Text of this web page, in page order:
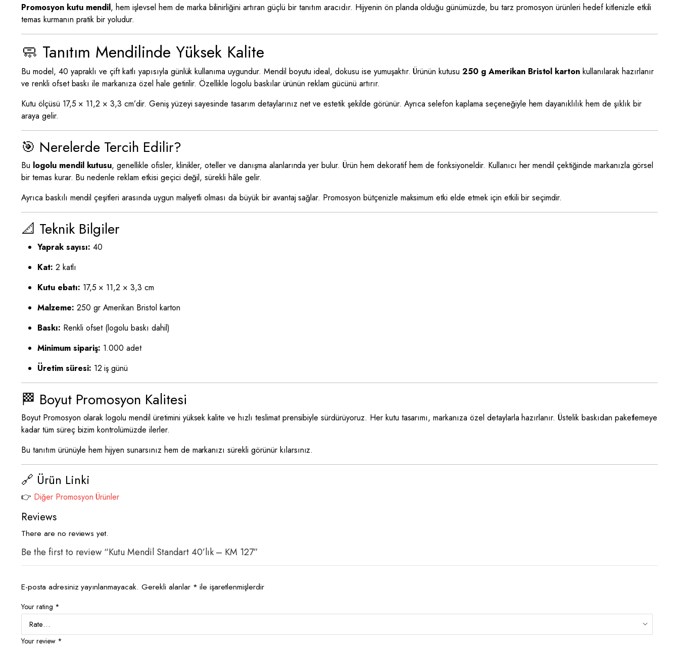
Promosyon kutu mendil, hem işlevsel hem de marka bilinirliğini artıran güçlü bir tanıtım aracıdır. Hijyenin ön planda olduğu günümüzde, bu tarz promosyon ürünleri hedef kitlenizle etkili
temas kurmanın pratik bir yoludur.
🧼 Tanıtım Mendilinde Yüksek Kalite
Bu model, 40 yapraklı ve çift katlı yapısıyla günlük kullanıma uygundur. Mendil boyutu ideal, dokusu ise yumuşaktır. Ürünün kutusu250 g Amerikan Bristol karton kullanılarak hazırlanır
ve renkli ofset baskı ile markanıza özel hale getirilir. Özellikle logolu baskılar ürünün reklam gücünü artırır.
Kutu ölçüsü 17,5 × 11,2 × 3,3 cm’dir. Geniş yüzeyi sayesinde tasarım detaylarınız net ve estetik şekilde görünür. Ayrıca selefon kaplama seçeneğiyle hem dayanıklılık hem de şıklık bir
araya gelir.
🎯 Nerelerde Tercih Edilir?
Bu logolu mendil kutusu, genellikle ofisler, klinikler, oteller ve danışma alanlarında yer bulur. Ürün hem dekoratif hem de fonksiyoneldir. Kullanıcı her mendil çektiğinde markanızla görsel
bir temas kurar. Bu nedenle reklam etkisi geçici değil, sürekli hâle gelir.
Ayrıca baskılı mendil çeşitleri arasında uygun maliyetli olması da büyük bir avantaj sağlar. Promosyon bütçenizle maksimum etki elde etmek için etkili bir seçimdir.
📐 Teknik Bilgiler
Yaprak sayısı: 40
Kat: 2 katlı
Kutu ebatı: 17,5 × 11,2 × 3,3 cm
Malzeme: 250 gr Amerikan Bristol karton
Baskı: Renkli ofset (logolu baskı dahil)
Minimum sipariş: 1.000 adet
Üretim süresi: 12 iş günü
🏁 Boyut Promosyon Kalitesi
Boyut Promosyon olarak logolu mendil üretimini yüksek kalite ve hızlı teslimat prensibiyle sürdürüyoruz. Her kutu tasarımı, markanıza özel detaylarla hazırlanır. Üstelik baskıdan paketlemeye
kadar tüm süreç bizim kontrolümüzde ilerler.
Bu tanıtım ürünüyle hem hijyen sunarsınız hem de markanızı sürekli görünür kılarsınız.
🔗 Ürün Linki
👉 Diğer Promosyon Ürünler
Reviews
There are no reviews yet.
Be the first to review “Kutu Mendil Standart 40’lık – KM 127”
E-posta adresiniz yayınlanmayacak. Gerekli alanlar * ile işaretlenmişlerdir
Your rating *
Your review *